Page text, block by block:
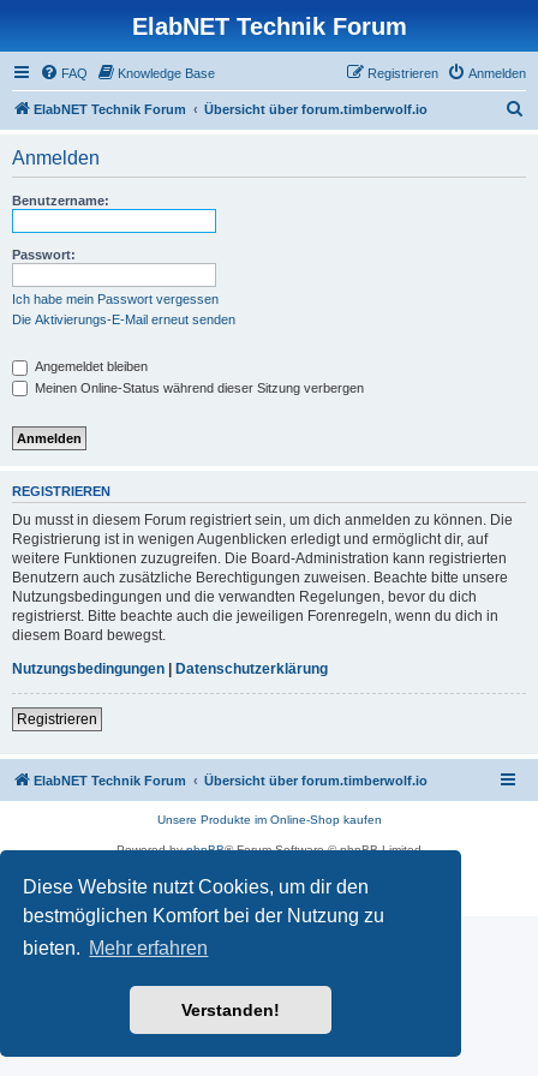
Diese Website nutzt Cookies, um dir den
bestmöglichen Komfort bei der Nutzung zu
bieten. Mehr erfahren
Verstanden!
ElabNET Technik Forum
FAQ Knowledge Base Anmelden
Registrieren
ElabNET Technik Forum Übersicht über forum.timberwolf.io
Anmelden
Benutzername:
Passwort:
Ich habe mein Passwort vergessen
Die Aktivierungs-E-Mail erneut senden
Angemeldet bleiben
Meinen Online-Status während dieser Sitzung verbergen
REGISTRIEREN
Du musst in diesem Forum registriert sein, um dich anmelden zu können. Die
Registrierung ist in wenigen Augenblicken erledigt und ermöglicht dir, auf
weitere Funktionen zuzugreifen. Die Board-Administration kann registrierten
Benutzern auch zusätzliche Berechtigungen zuweisen. Beachte bitte unsere
Nutzungsbedingungen und die verwandten Regelungen, bevor du dich
registrierst. Bitte beachte auch die jeweiligen Forenregeln, wenn du dich in
diesem Board bewegst.
Nutzungsbedingungen | Datenschutzerklärung
Registrieren
ElabNET Technik Forum Übersicht über forum.timberwolf.io
Unsere Produkte im Online-Shop kaufen
Powered byphpBB® Forum Software © phpBB Limited
Datenschutz|Nutzungsbedingungen